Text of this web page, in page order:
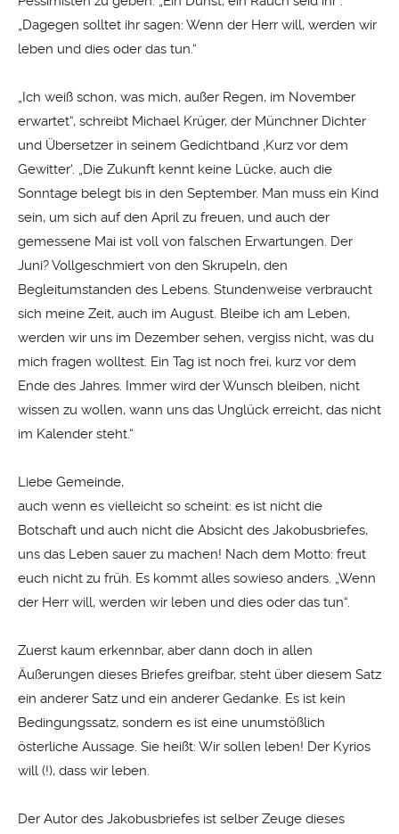
„Dagegen solltet ihr sagen: Wenn der Herr will, werden wir
leben und dies oder das tun.“
„Ich weiß schon, was mich, außer Regen, im November
erwartet“, schreibt Michael Krüger, der Münchner Dichter
und Übersetzer in seinem Gedichtband ‚Kurz vor dem
Gewitter‘. „Die Zukunft kennt keine Lücke, auch die
Sonntage belegt bis in den September. Man muss ein Kind
sein, um sich auf den April zu freuen, und auch der
gemessene Mai ist voll von falschen Erwartungen. Der
Juni? Vollgeschmiert von den Skrupeln, den
Begleitumstanden des Lebens. Stundenweise verbraucht
sich meine Zeit, auch im August. Bleibe ich am Leben,
werden wir uns im Dezember sehen, vergiss nicht, was du
mich fragen wolltest. Ein Tag ist noch frei, kurz vor dem
Ende des Jahres. Immer wird der Wunsch bleiben, nicht
wissen zu wollen, wann uns das Unglück erreicht, das nicht
im Kalender steht.“
Liebe Gemeinde,
auch wenn es vielleicht so scheint: es ist nicht die
Botschaft und auch nicht die Absicht des Jakobusbriefes,
uns das Leben sauer zu machen! Nach dem Motto: freut
euch nicht zu früh. Es kommt alles sowieso anders. „Wenn
der Herr will, werden wir leben und dies oder das tun“.
Zuerst kaum erkennbar, aber dann doch in allen
Äußerungen dieses Briefes greifbar, steht über diesem Satz
ein anderer Satz und ein anderer Gedanke. Es ist kein
Bedingungssatz, sondern es ist eine unumstößlich
österliche Aussage. Sie heißt: Wir sollen leben! Der Kyrios
will (!), dass wir leben.
Der Autor des Jakobusbriefes ist selber Zeuge dieses